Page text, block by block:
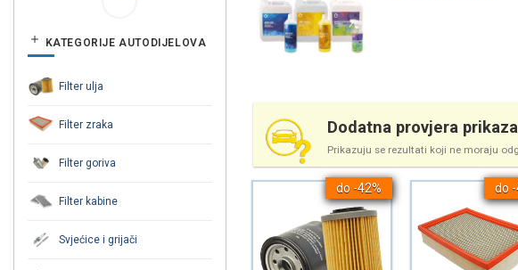
KATEGORIJE AUTODIJELOVA
Filter ulja
Filter zraka
Filter goriva
Filter kabine
Svjećice i grijači
Dodatna provjera
Prikazuju se rezultati koji ne moraju
do -42% do